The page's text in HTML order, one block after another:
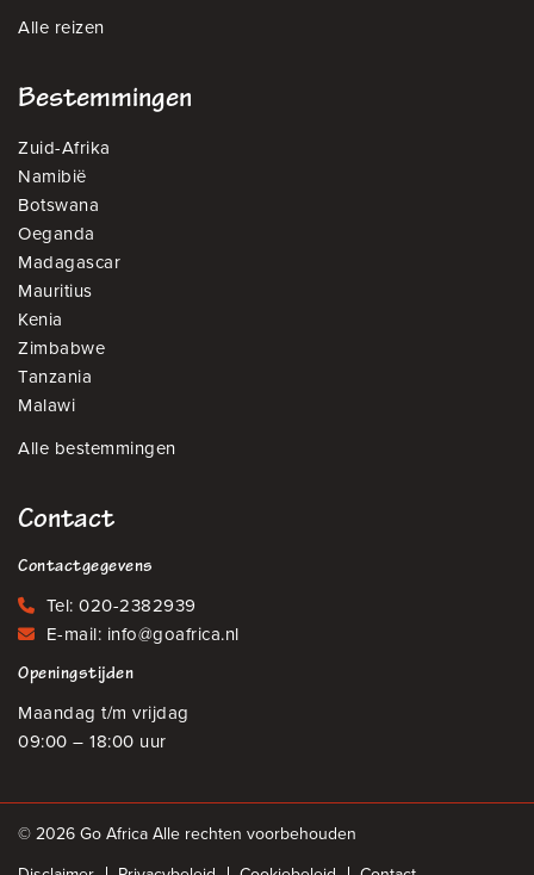
Alle reizen
Bestemmingen
Zuid-Afrika
Namibië
Botswana
Oeganda
Madagascar
Mauritius
Kenia
Zimbabwe
Tanzania
Malawi
Alle bestemmingen
Contact
Contactgegevens
Tel: 020-2382939
E-mail: info@goafrica.nl
Openingstijden
Maandag t/m vrijdag
09:00 – 18:00 uur
© 2026 Go Africa Alle rechten voorbehouden